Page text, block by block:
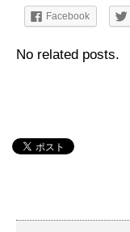
Facebook
No related posts.